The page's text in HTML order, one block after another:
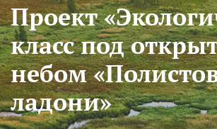
Проект
класс под
небом
ладони»